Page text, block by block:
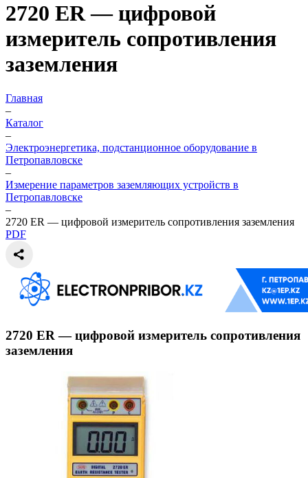
2720 ER — цифровой
измеритель сопротивления
заземления
Главная
–
Каталог
–
Электроэнергетика, подстанционное оборудование в
Петропавловске
–
Измерение параметров заземляющих устройств в
Петропавловске
–
2720 ER — цифровой измеритель сопротивления заземления
PDF
2720 ER — цифровой измеритель сопротивления
заземления